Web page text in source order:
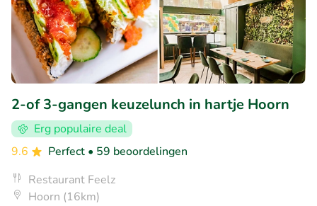
2-of 3-gangen keuzelunch in hartje Hoorn
Erg populaire deal
9.6
Perfect • 59 beoordelingen
Restaurant Feelz
Hoorn (16km)